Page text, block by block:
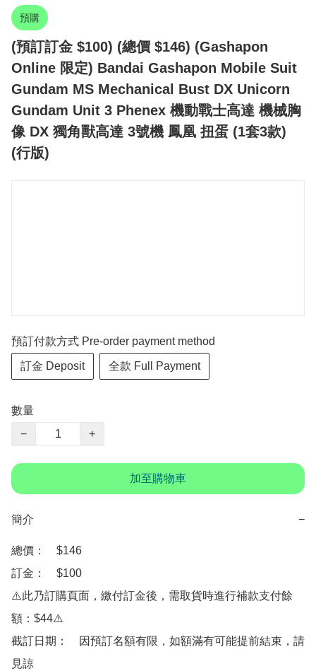
預購
(預訂訂金 $100) (總價 $146) (Gashapon
Online 限定) Bandai Gashapon Mobile Suit
Gundam MS Mechanical Bust DX Unicorn
Gundam Unit 3 Phenex 機動戰士高達 機械胸
像 DX 獨角獸高達 3號機 鳳凰 扭蛋 (1套3款)
(行版)
預訂付款方式 Pre-order payment method
訂金 Deposit 全款 Full Payment
數量
−
+
加至購物車
簡介 −
總價：　$146
訂金：　$100
⚠️此乃訂購頁面，繳付訂金後，需取貨時進行補款支付餘
額：$44⚠️
截訂日期：　因預訂名額有限，如額滿有可能提前結束，請
見諒